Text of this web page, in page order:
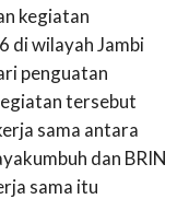
kegiatan
di wilayah Jambi
penguatan
tersebut
sama antara
dan BRIN
sama itu